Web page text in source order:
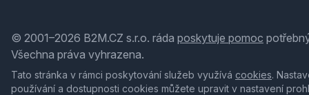
© 2001–2026 B2M.CZ s.r.o. ráda poskytuje pomoc
Všechna práva vyhrazena.
Tato stránka v rámci poskytování služeb využívá cookies.
používání a dostupnosti cookies můžete upravit v nastavení